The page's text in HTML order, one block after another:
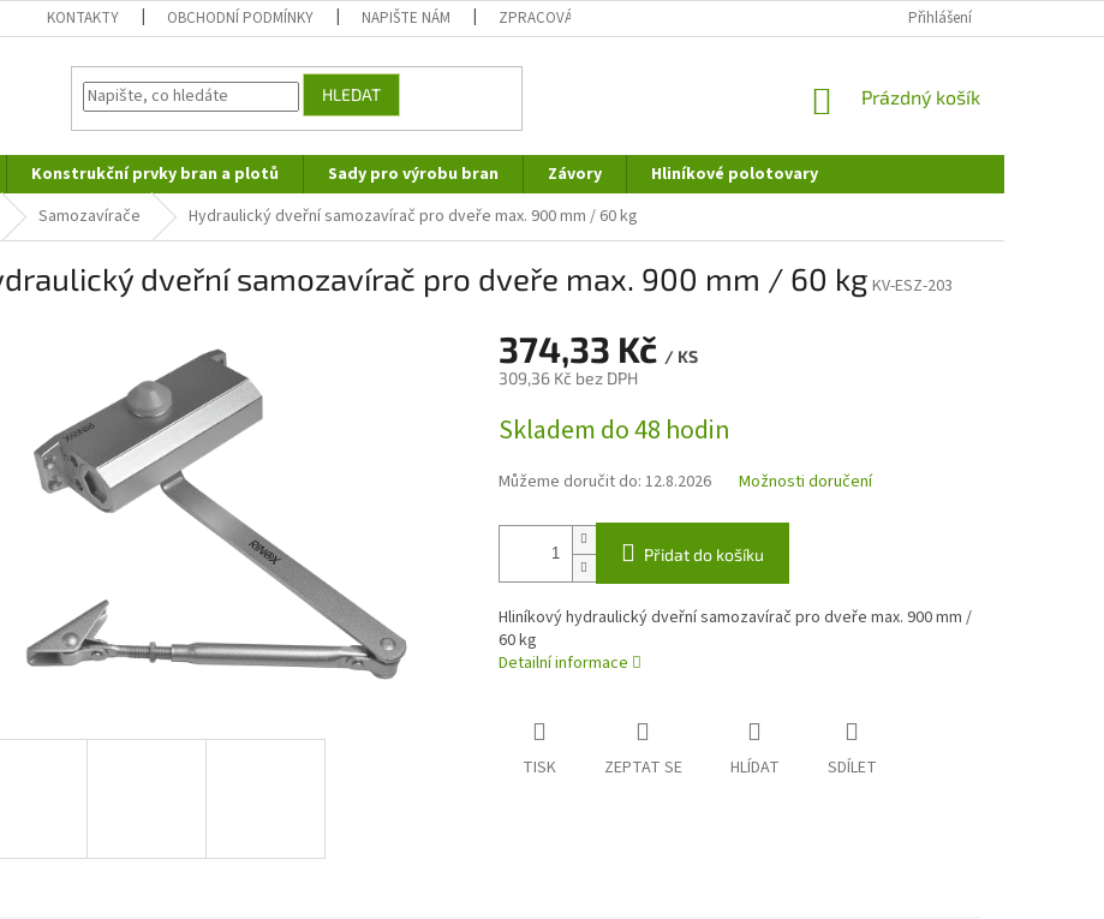
KONTAKTY OBCHODNÍ PODMÍNKY NAPIŠTE NÁM ZPRACOVÁNÍ OSOBNÍCH ÚDAJŮ REKLAMAČNÍ ŘÁD
Přihlášení
HLEDAT
NÁKUPNÍ
Prázdný košík
Konstrukční prvky bran a plotů Sady pro výrobu bran Závory
Hliníkové polotovary
Samozavírače Hydraulický dveřní samozavírač pro dveře max. 900 mm / 60 kg
dveřní samozavírač pro dveře max. 900 mm / 60 kg KV-ESZ-203
374,33 Kč / KS
309,36 Kč bez DPH
cena:
Skladem do 48 hodin
Můžeme doručit do: 12.8.2026 Možnosti doručení
Přidat do košíku
Hliníkový hydraulický dveřní samozavírač pro dveře max. 900 mm /
60 kg
Detailní informace
TISK ZEPTAT SE HLÍDAT SDÍLET